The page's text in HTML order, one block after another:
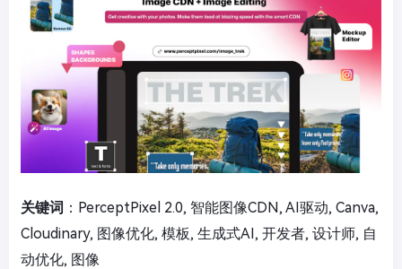
关键词 ：PerceptPixel 2.0, 智能图像CDN, AI驱动, Canva,
Cloudinary, 图像优化, 模板, 生成式AI, 开发者, 设计师, 自
动优化, 图像